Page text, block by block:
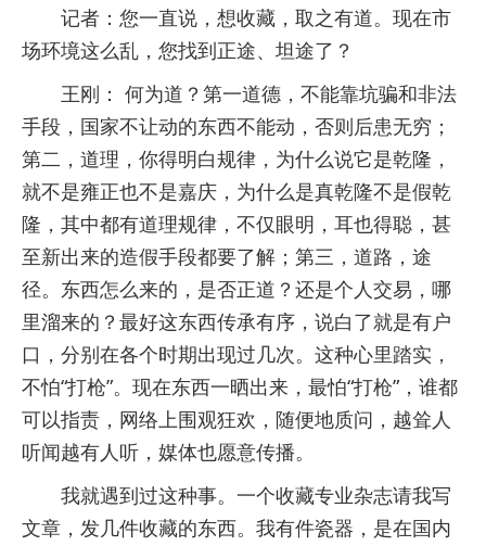
记者：您一直说，想收藏，取之有道。现在市
场环境这么乱，您找到正途、坦途了？
王刚： 何为道？第一道德，不能靠坑骗和非法
手段，国家不让动的东西不能动，否则后患无穷；
第二，道理，你得明白规律，为什么说它是乾隆，
就不是雍正也不是嘉庆，为什么是真乾隆不是假乾
隆，其中都有道理规律，不仅眼明，耳也得聪，甚
至新出来的造假手段都要了解；第三，道路，途
径。东西怎么来的，是否正道？还是个人交易，哪
里溜来的？最好这东西传承有序，说白了就是有户
口，分别在各个时期出现过几次。这种心里踏实，
不怕“打枪”。现在东西一晒出来，最怕“打枪”，谁都
可以指责，网络上围观狂欢，随便地质问，越耸人
听闻越有人听，媒体也愿意传播。
我就遇到过这种事。一个收藏专业杂志请我写
文章，发几件收藏的东西。我有件瓷器，是在国内